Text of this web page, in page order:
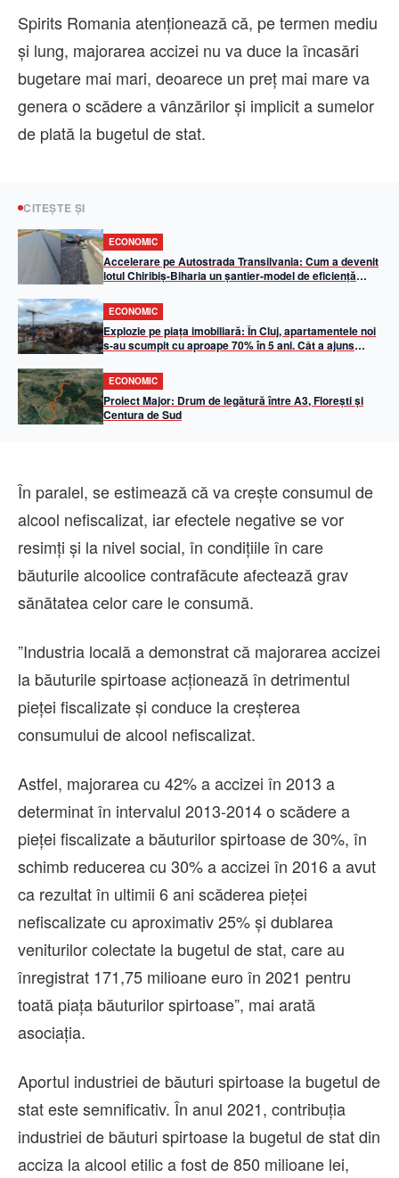
Spirits Romania atenţionează că, pe termen mediu
şi lung, majorarea accizei nu va duce la încasări
bugetare mai mari, deoarece un preţ mai mare va
genera o scădere a vânzărilor şi implicit a sumelor
de plată la bugetul de stat.
CITEȘTE ȘI
ECONOMIC
Accelerare pe Autostrada Transilvania: Cum a devenit
lotul Chiribiș-Biharia un șantier-model de eficiență
ECONOMIC
Explozie pe piața imobiliară: În Cluj, apartamentele noi
s-au scumpit cu aproape 70% în 5 ani. Cât a ajuns
ECONOMIC
Proiect Major: Drum de legătură între A3, Florești și
Centura de Sud
În paralel, se estimează că va creşte consumul de
alcool nefiscalizat, iar efectele negative se vor
resimţi şi la nivel social, în condiţiile în care
băuturile alcoolice contrafăcute afectează grav
sănătatea celor care le consumă.
”Industria locală a demonstrat că majorarea accizei
la băuturile spirtoase acţionează în detrimentul
pieţei fiscalizate şi conduce la creşterea
consumului de alcool nefiscalizat.
Astfel, majorarea cu 42% a accizei în 2013 a
determinat în intervalul 2013-2014 o scădere a
pieţei fiscalizate a băuturilor spirtoase de 30%, în
schimb reducerea cu 30% a accizei în 2016 a avut
ca rezultat în ultimii 6 ani scăderea pieţei
nefiscalizate cu aproximativ 25% şi dublarea
veniturilor colectate la bugetul de stat, care au
înregistrat 171,75 milioane euro în 2021 pentru
toată piaţa băuturilor spirtoase”, mai arată
asociaţia.
Aportul industriei de băuturi spirtoase la bugetul de
stat este semnificativ. În anul 2021, contribuţia
industriei de băuturi spirtoase la bugetul de stat din
acciza la alcool etilic a fost de 850 milioane lei,